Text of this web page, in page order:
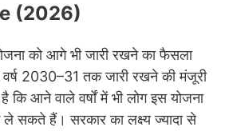
(2026)
को आगे भी जारी रखने का फैसला
2030–31 तक जारी रखने की मंजूरी
कि आने वाले वर्षों में भी लोग इस योजना
सकते हैं। सरकार का लक्ष्य ज्यादा से